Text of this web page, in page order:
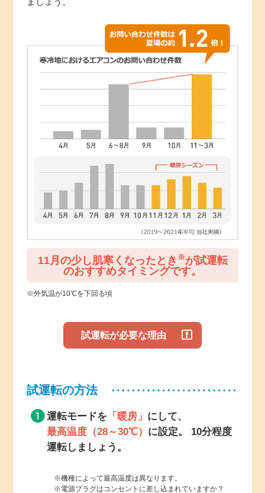
11月の少し肌寒くなったとき ※が試運転
のおすすめタイミングです。
※外気温が10℃を下回る頃
試運転が必要な理由
試運転の方法
運転モードを 「暖房」 にして、
最高温度（28～30℃） に設定。
10分程度
運転しましょう。
※機種によって最高温度は異なります。
※電源プラグはコンセントに差し込まれていますか？